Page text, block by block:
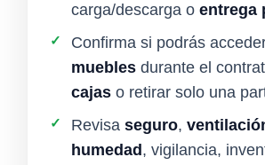
carga/descarga o entrega
✓
Confirma si podrás
muebles durante el
cajas o retirar solo una
✓ Revisa seguro,
humedad , vigilancia,